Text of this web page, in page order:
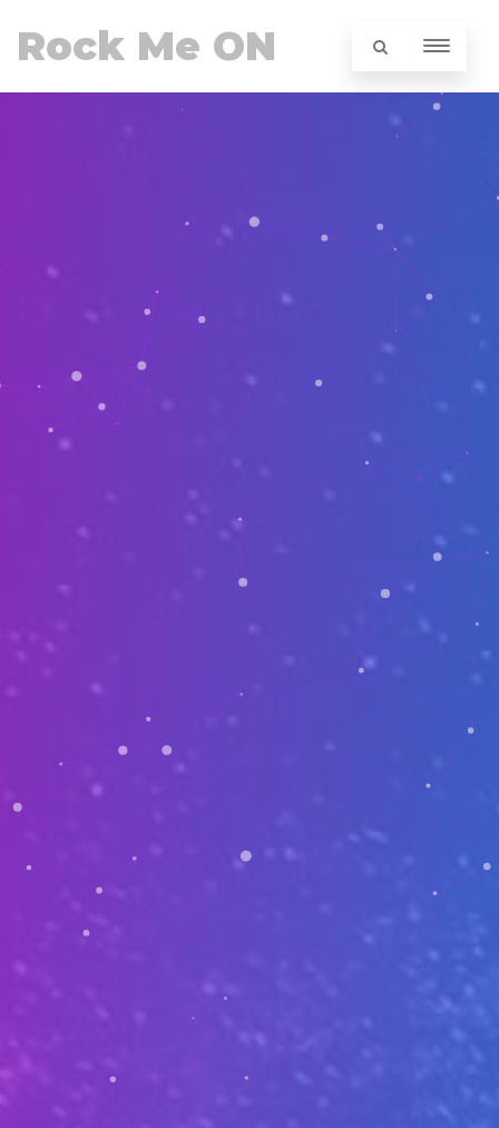
Rock Me ON